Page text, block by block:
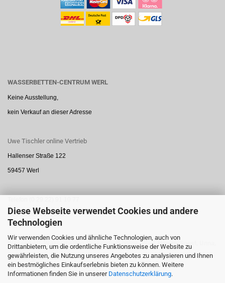
Diese Webseite verwendet Cookies und andere
Technologien
Wir verwenden Cookies und ähnliche Technologien, auch von
Drittanbietern, um die ordentliche Funktionsweise der Website zu
gewährleisten, die Nutzung unseres Angebotes zu analysieren und Ihnen
ein bestmögliches Einkaufserlebnis bieten zu können. Weitere
Informationen finden Sie in unserer Datenschutzerklärung.
WASSERBETTEN-CENTRUM WERL
Keine Ausstellung,
kein Verkauf an dieser Adresse
Uwe Tischler online Vertrieb
Hallenser Straße 122
59457 Werl
Mobil 0160 7872888
Wasserbett, Wasserbetten, Wasserbett online, Werl, Hamm,
Arnsberg, Menden